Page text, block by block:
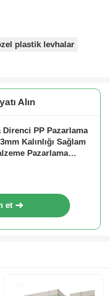
plastik levhalar
Alın
Direnci PP Pazarlama
Kalınlığı Sağlam
Pazarlama
et